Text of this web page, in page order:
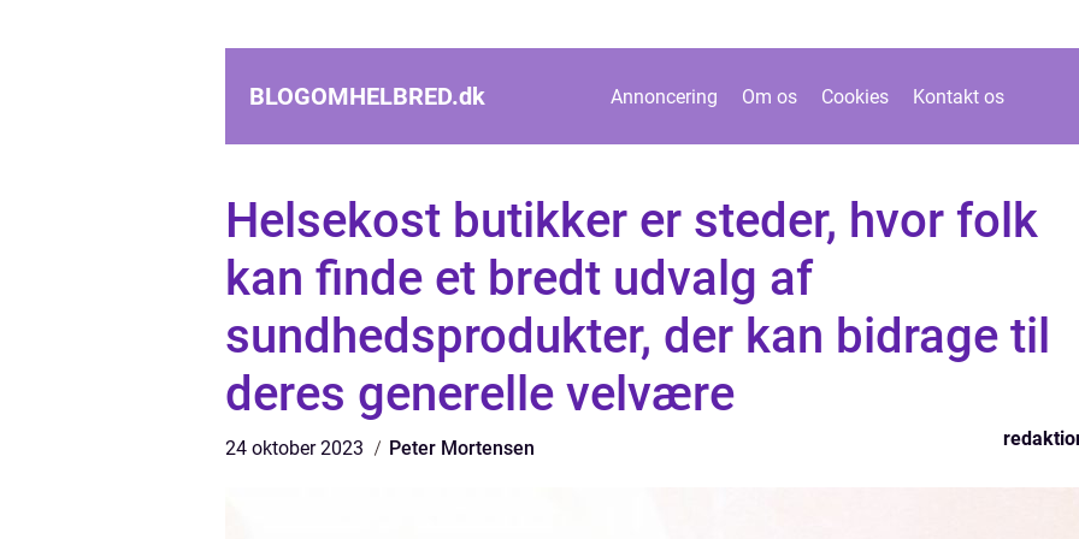
BLOGOMHELBRED.dk Annoncering Om os Cookies Kontakt os
Helsekost butikker er steder, hvor folk
kan finde et bredt udvalg af
sundhedsprodukter, der kan bidrage til
deres generelle velvære
24 oktober 2023 Peter Mortensen